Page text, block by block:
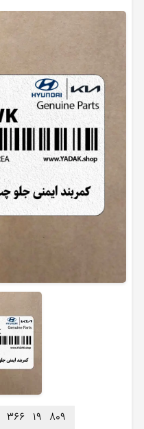
۳۶۶ ۱۹ ۸۰۹